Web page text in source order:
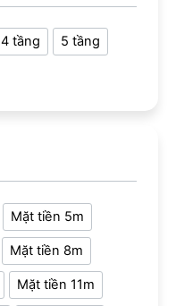
4 tầng 5 tầng
Mặt tiền 5m
Mặt tiền 8m
Mặt tiền 11m